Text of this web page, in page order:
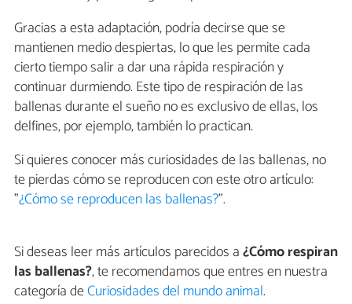
Gracias a esta adaptación, podría decirse que se
mantienen medio despiertas, lo que les permite cada
cierto tiempo salir a dar una rápida respiración y
continuar durmiendo. Este tipo de respiración de las
ballenas durante el sueño no es exclusivo de ellas, los
delfines, por ejemplo, también lo practican.
Si quieres conocer más curiosidades de las ballenas, no
te pierdas cómo se reproducen con este otro artículo:
"¿Cómo se reproducen las ballenas?".
Si deseas leer más artículos parecidos a¿Cómo respiran
las ballenas?, te recomendamos que entres en nuestra
categoría deCuriosidades del mundo animal.